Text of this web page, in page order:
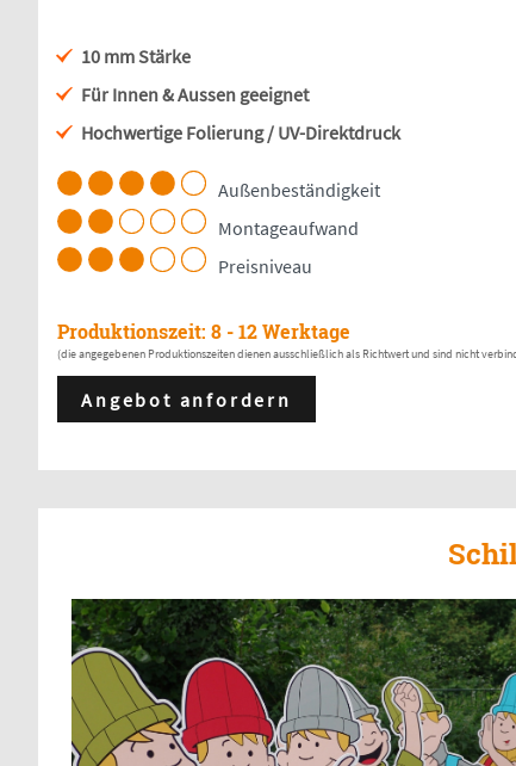
10 mm Stärke
Für Innen & Aussen geeignet
Hochwertige Folierung / UV-Direktdruck
Außenbeständigkeit
Montageaufwand
Preisniveau
Produktionszeit: 8 - 12 Werktage
(die angegebenen Produktionszeiten dienen ausschließlich als Richtwert und sind nicht
Angebot anfordern